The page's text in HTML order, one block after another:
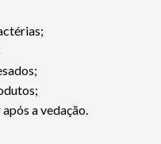
a vedação.